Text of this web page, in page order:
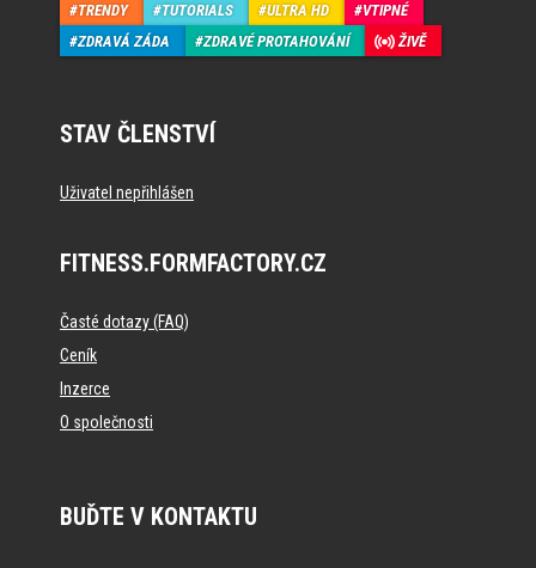
TRENDY
TUTORIALS ULTRA HD
VTIPNÉ
ZDRAVÁ ZÁDA
ZDRAVÉ PROTAHOVÁNÍ ŽIVĚ
STAV ČLENSTVÍ
Uživatel nepřihlášen
FITNESS.FORMFACTORY.CZ
Časté dotazy (FAQ)
Ceník
Inzerce
O společnosti
BUĎTE V KONTAKTU